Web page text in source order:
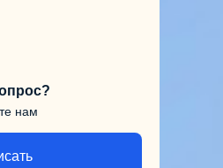
нам